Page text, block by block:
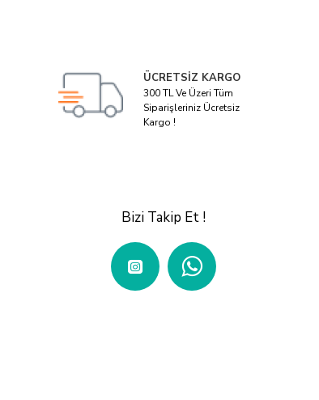
ÜCRETSIZ KARGO
300 TL Ve Üzeri Tüm
Siparişleriniz Ücretsiz
Kargo !
Bizi Takip Et !